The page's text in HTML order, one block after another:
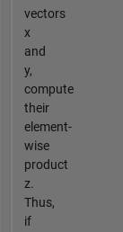
vectors
x
and
y,
compute
their
element-
wise
product
z.
Thus,
if